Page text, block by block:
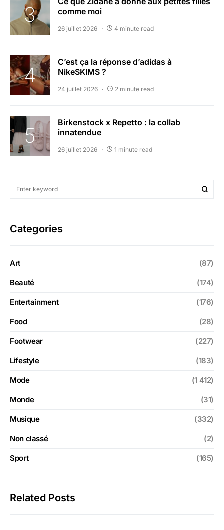
comme moi
26 juillet 2026 4 minute read
C’est ça la réponse d’adidas à
NikeSKIMS ?
24 juillet 2026 2 minute read
Birkenstock x Repetto : la collab
innatendue
26 juillet 2026 1 minute read
Categories
Art (87)
Beauté (174)
Entertainment (176)
Food (28)
Footwear (227)
Lifestyle (183)
Mode (1 412)
Monde (31)
Musique (332)
Non classé (2)
Sport (165)
Related Posts